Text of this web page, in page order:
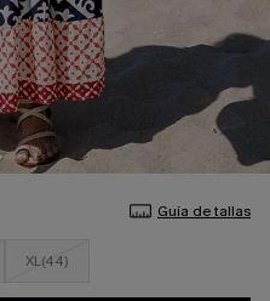
Guía de tallas
XL(44)